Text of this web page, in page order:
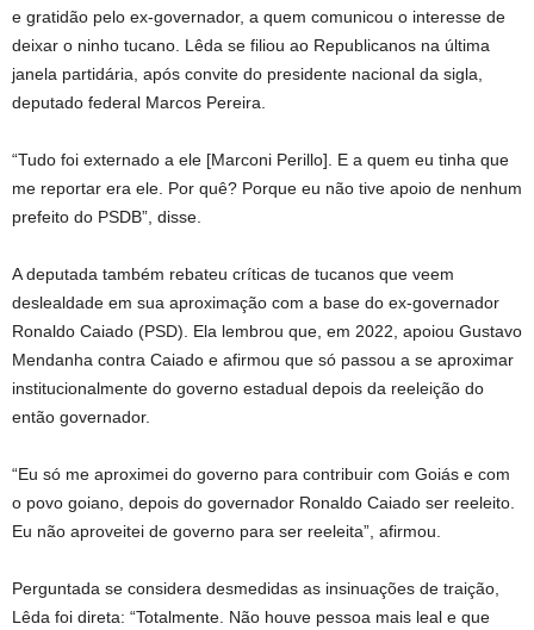
e gratidão pelo ex-governador, a quem comunicou o interesse de
deixar o ninho tucano. Lêda se filiou ao Republicanos na última
janela partidária, após convite do presidente nacional da sigla,
deputado federal Marcos Pereira.
“Tudo foi externado a ele [Marconi Perillo]. E a quem eu tinha que
me reportar era ele. Por quê? Porque eu não tive apoio de nenhum
prefeito do PSDB”, disse.
A deputada também rebateu críticas de tucanos que veem
deslealdade em sua aproximação com a base do ex-governador
Ronaldo Caiado (PSD). Ela lembrou que, em 2022, apoiou Gustavo
Mendanha contra Caiado e afirmou que só passou a se aproximar
institucionalmente do governo estadual depois da reeleição do
então governador.
“Eu só me aproximei do governo para contribuir com Goiás e com
o povo goiano, depois do governador Ronaldo Caiado ser reeleito.
Eu não aproveitei de governo para ser reeleita”, afirmou.
Perguntada se considera desmedidas as insinuações de traição,
Lêda foi direta: “Totalmente. Não houve pessoa mais leal e que